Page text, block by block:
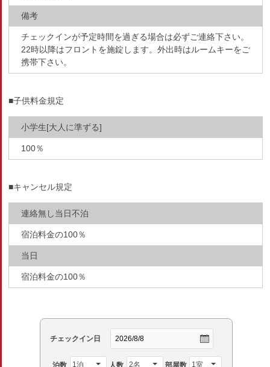
備考
チェックインが予定時間を過ぎる場合は必ずご連絡下さい。
22時以降はフロントを施錠します。外出時はルームキーをご
携帯下さい。
■子供料金規定
小学生[大人に準ずる]
100％
■キャンセル規定
連絡無し当日不泊
宿泊料金の100％
当日
宿泊料金の100％
チェックイン日
泊数 人数 部屋数